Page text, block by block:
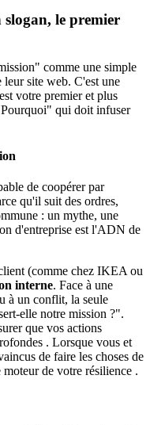
le premier
comme une simple
site web. C'est une
votre premier et plus
qui doit infuser
de coopérer par
qu'il suit des ordres,
: un mythe, une
d'entreprise est l'ADN de
(comme chez IKEA ou
interne. Face à une
à un conflit, la seule
elle notre mission ?".
que vos actions
. Lorsque vous et
de faire les choses de
de votre résilience .